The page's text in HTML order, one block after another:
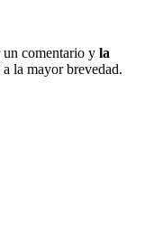
un comentario y la
la mayor brevedad.